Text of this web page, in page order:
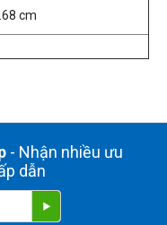
cm
- Nhận nhiều ưu
dẫn